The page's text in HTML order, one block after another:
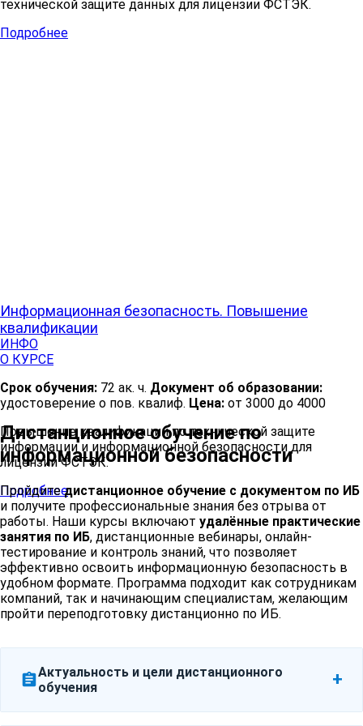
технической защите данных для лицензии ФСТЭК.
Подробнее
Информационная безопасность. Повышение
квалификации
ИНФО
О КУРСЕ
Срок обучения: 72 ак. ч. Документ об образовании:
удостоверение о пов. квалиф. Цена: от 3000 до 4000
Повышение квалификации по технической защите
информации и информационной безопасности для
лицензии ФСТЭК.
Подробнее
Дистанционное обучение по
информационной безопасности
Пройдитедистанционное обучение с документом по ИБ
и получите профессиональные знания без отрыва от
работы. Наши курсы включают удалённые практические
занятия по ИБ, дистанционные вебинары, онлайн-
тестирование и контроль знаний, что позволяет
эффективно освоить информационную безопасность в
удобном формате. Программа подходит как сотрудникам
компаний, так и начинающим специалистам, желающим
пройти переподготовку дистанционно по ИБ.
assignmentАктуальность и цели дистанционного
обучения